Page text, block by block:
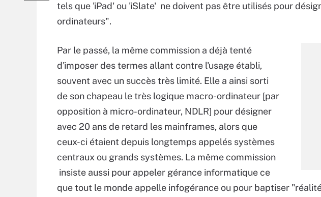
tels que 'iPad' ou 'iSlate' ne doivent pas être utilisés pour
ordinateurs".
Par le passé, la même commission a déjà tenté
d'imposer des termes allant contre l'usage établi,
souvent avec un succès très limité. Elle a ainsi sorti
de son chapeau le très logique macro-ordinateur [par
opposition à micro-ordinateur, NDLR] pour désigner
avec 20 ans de retard les mainframes, alors que
ceux-ci étaient depuis longtemps appelés systèmes
centraux ou grands systèmes. La même commission
insiste aussi pour appeler gérance informatique ce
que tout le monde appelle infogérance ou pour baptiser